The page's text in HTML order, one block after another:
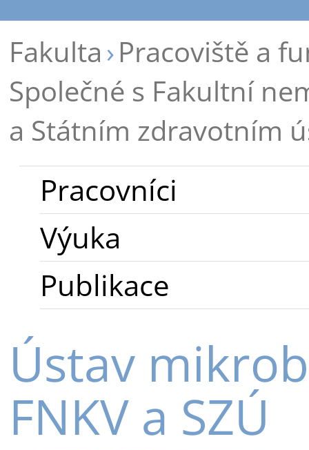
Fakulta Pracoviště a
Společné s Fakultní
a Státním zdravotním
Pracovníci
Výuka
Publikace
Ústav
FNKV a SZÚ